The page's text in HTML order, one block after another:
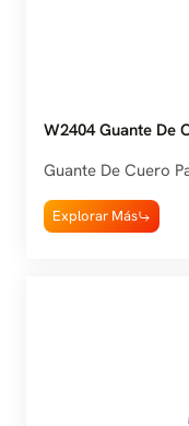
W2404 Guante De
Guante De Cuero
Explorar Más